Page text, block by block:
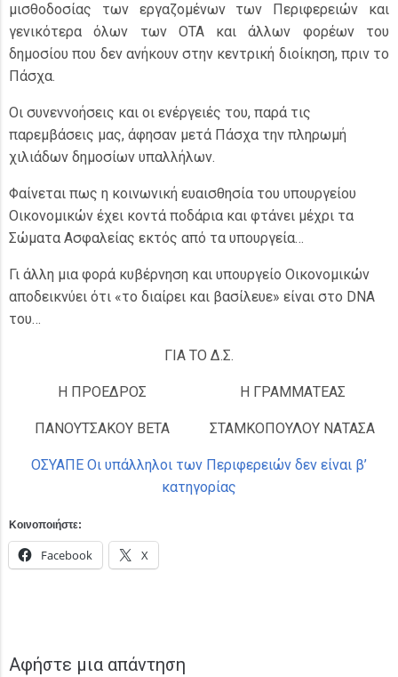
μισθοδοσίας των εργαζομένων των Περιφερειών και
γενικότερα όλων των ΟΤΑ και άλλων φορέων του
δημοσίου που δεν ανήκουν στην κεντρική διοίκηση, πριν το
Πάσχα.
Οι συνεννοήσεις και οι ενέργειές του, παρά τις
παρεμβάσεις μας, άφησαν μετά Πάσχα την πληρωμή
χιλιάδων δημοσίων υπαλλήλων.
Φαίνεται πως η κοινωνική ευαισθησία του υπουργείου
Οικονομικών έχει κοντά ποδάρια και φτάνει μέχρι τα
Σώματα Ασφαλείας εκτός από τα υπουργεία…
Γι άλλη μια φορά κυβέρνηση και υπουργείο Οικονομικών
αποδεικνύει ότι «το διαίρει και βασίλευε» είναι στο DNA
του…
ΓΙΑ ΤΟ Δ.Σ.
Η ΠΡΟΕΔΡΟΣ
ΠΑΝΟΥΤΣΑΚΟΥ ΒΕΤΑ
Η ΓΡΑΜΜΑΤΕΑΣ
ΣΤΑΜΚΟΠΟΥΛΟΥ ΝΑΤΑΣΑ
ΟΣΥΑΠΕ Οι υπάλληλοι των Περιφερειών δεν είναι β’
κατηγορίας
Κοινοποιήστε:
Facebook X
Αφήστε μια απάντηση